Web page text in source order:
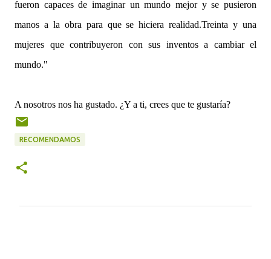
fueron capaces de imaginar un mundo mejor y se pusieron
manos a la obra para que se hiciera realidad.Treinta y una
mujeres que contribuyeron con sus inventos a cambiar el
mundo."
A nosotros nos ha gustado. ¿Y a ti, crees que te gustaría?
RECOMENDAMOS